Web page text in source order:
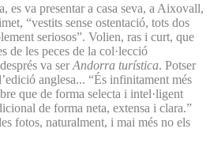
es va presentar a casa seva, a Aixovall,
“vestits sense ostentació, tots dos
seriosos”. Volien, ras i curt, que
de les peces de la col·lecció
va ser Andorra turística. Potser
anglesa... “És infinitament més
que de forma selecta i intel·ligent
de forma neta, extensa i clara.”
fotos, naturalment, i mai més no els